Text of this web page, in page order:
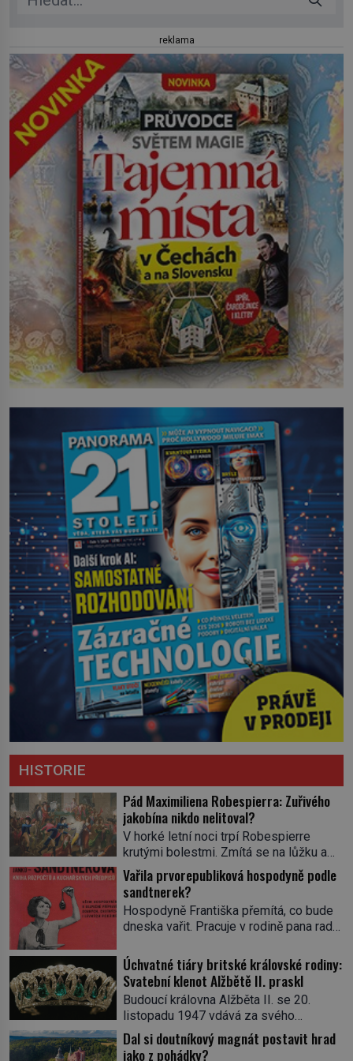
reklama
HISTORIE
Pád Maximiliena Robespierra: Zuřivého
jakobína nikdo nelitoval?
V horké letní noci trpí Robespierre
krutými bolestmi. Zmítá se na lůžku a
hlavou mu víří kolotoč myšlenek. Když
se probere z mdlob, vzpomene si na
jednu z pařížských jasnovidek, kterou
před lety navštívil. Prorokovala mu
tragický osud. Tehdy se jí vysmál.
prohlásil o něm jiný významný
francouzský revolucionář, Honoré de
Mirabeau […]
Vařila prvorepubliková hospodyně podle
sandtnerek?
Hospodyně Františka přemítá, co bude
dneska vařit. Pracuje v rodině pana rady
rychle v jedné ze „sandtnerek“.
„Zaplaťpánbůh, že už nemusíme chodit
s lístky,“ povzdechne si směrem ke
služce, kterou má v kuchyni k ruce.
Ještě v prvních letech nové republiky
fungoval kvůli nedostatku zboží
přídělový systém. […]
Úchvatné tiáry britské královské rodiny:
Svatební klenot Alžbětě II. praskl
Budoucí královna Alžběta II. se 20.
listopadu 1947 vdává za svého
vyvoleného Filipa Mountbattena. Aby
měla na obřad ve Westminsteru podle
Dal si doutníkový magnát postavit hrad
jako z pohádky?